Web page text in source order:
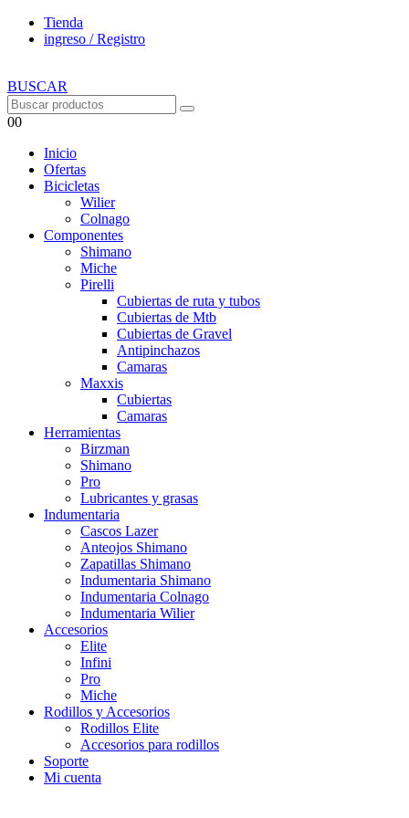
Tienda
ingreso / Registro
BUSCAR
00
Inicio
Ofertas
Bicicletas
Wilier
Colnago
Componentes
Shimano
Miche
Pirelli
Cubiertas de ruta y tubos
Cubiertas de Mtb
Cubiertas de Gravel
Antipinchazos
Camaras
Maxxis
Cubiertas
Camaras
Herramientas
Birzman
Shimano
Pro
Lubricantes y grasas
Indumentaria
Cascos Lazer
Anteojos Shimano
Zapatillas Shimano
Indumentaria Shimano
Indumentaria Colnago
Indumentaria Wilier
Accesorios
Elite
Infini
Pro
Miche
Rodillos y Accesorios
Rodillos Elite
Accesorios para rodillos
Soporte
Mi cuenta